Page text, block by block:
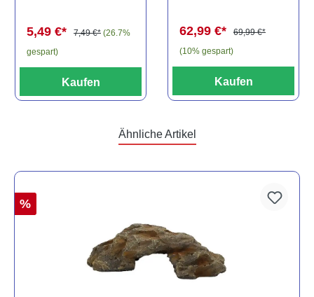
5,49 €* 7,49 €* (26.7%
gespart)
Kaufen
62,99 €*
69,99 €*
(10% gespart)
Kaufen
Ähnliche Artikel
%